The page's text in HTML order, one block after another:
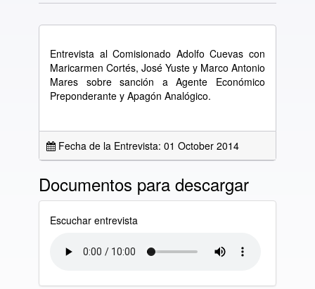
Entrevista al Comisionado Adolfo Cuevas con
Maricarmen Cortés, José Yuste y Marco Antonio
Mares sobre sanción a Agente Económico
Preponderante y Apagón Analógico.
Fecha de la Entrevista: 01 October 2014
Documentos para descargar
Escuchar entrevista